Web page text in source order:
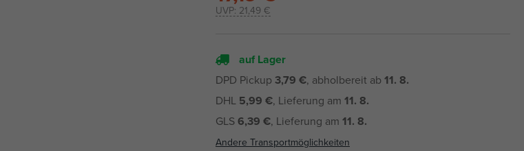
UVP: 21,49 €
auf Lager
DPD Pickup 3,79 €, abholbereit ab 11. 8.
DHL 5,99 €, Lieferung am 11. 8.
GLS6,39 €, Lieferung am 11. 8.
Andere Transportmöglichkeiten